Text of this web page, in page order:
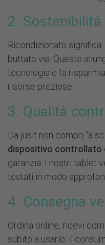
2. Sostenibilità
Ricondizionato
buttato via. Questo
tecnologia e fa
risorse preziose.
3. Qualità
Da jusit non compri “a
dispositivo controllato
garanzia. I nostri tablet
testati in modo
4. Consegna
Ordina online, ricevi
subito a usarlo: il